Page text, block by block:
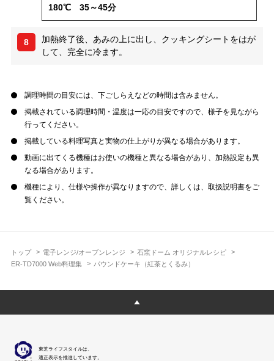
トップ 電子レンジ/オーブンレンジ
石窯ドーム オリジナルレシピ
ER-TD7000 Web料理集
パウンドケーキ（紅茶とくるみ）
180℃ 35～45分
8
加熱終了後、あみの上に出し、クッキングシートをはが
して、完全に冷ます。
調理時間の目安には、下ごしらえなどの時間は含みません。
掲載されている調理時間・温度は一応の目安ですので、様子を見ながら
行ってください。
掲載している料理写真と実物の仕上がりが異なる場合があります。
動画に出てくる機種はお使いの機種と異なる場合があり、加熱設定も異
なる場合があります。
機種により、仕様や操作が異なりますので、詳しくは、取扱説明書をご
覧ください。
東芝ライフスタイルは、
適正表示を推進しています。